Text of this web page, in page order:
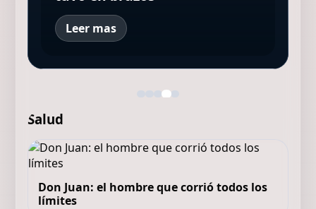
Leer mas
Salud
Don Juan: el hombre que corrió todos los
límites